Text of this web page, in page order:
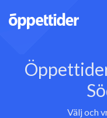
Välj och